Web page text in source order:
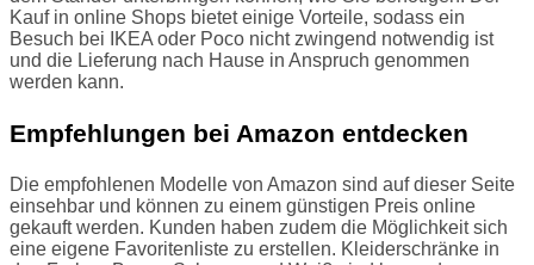
Kauf in online Shops bietet einige Vorteile, sodass ein
Besuch bei IKEA oder Poco nicht zwingend notwendig ist
und die Lieferung nach Hause in Anspruch genommen
werden kann.
Empfehlungen bei Amazon entdecken
Die empfohlenen Modelle von Amazon sind auf dieser Seite
einsehbar und können zu einem günstigen Preis online
gekauft werden. Kunden haben zudem die Möglichkeit sich
eine eigene Favoritenliste zu erstellen. Kleiderschränke in